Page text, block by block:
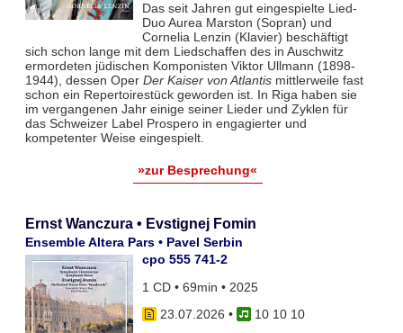
Das seit Jahren gut eingespielte Lied-
Duo Aurea Marston (Sopran) und
Cornelia Lenzin (Klavier) beschäftigt
sich schon lange mit dem Liedschaffen des in Auschwitz
ermordeten jüdischen Komponisten Viktor Ullmann (1898-
1944), dessen Oper Der Kaiser von Atlantismittlerweile fast
schon ein Repertoirestück geworden ist. In Riga haben sie
im vergangenen Jahr einige seiner Lieder und Zyklen für
das Schweizer Label Prospero in engagierter und
kompetenter Weise eingespielt.
»zur Besprechung«
Ernst Wanczura • Evstignej Fomin
Ensemble Altera Pars • Pavel Serbin
cpo 555 741-2
1 CD • 69min • 2025
23.07.2026 •
10 10 10